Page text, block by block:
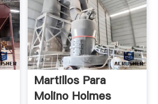
Martillos Para
Molino Holmes